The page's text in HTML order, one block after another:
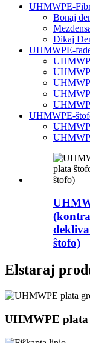
UHMWPE-
Bonaj
Dikaj
UHMWPE-
UHMWPE-
ŝtofo)
Elstaraj
UHMWPE plata